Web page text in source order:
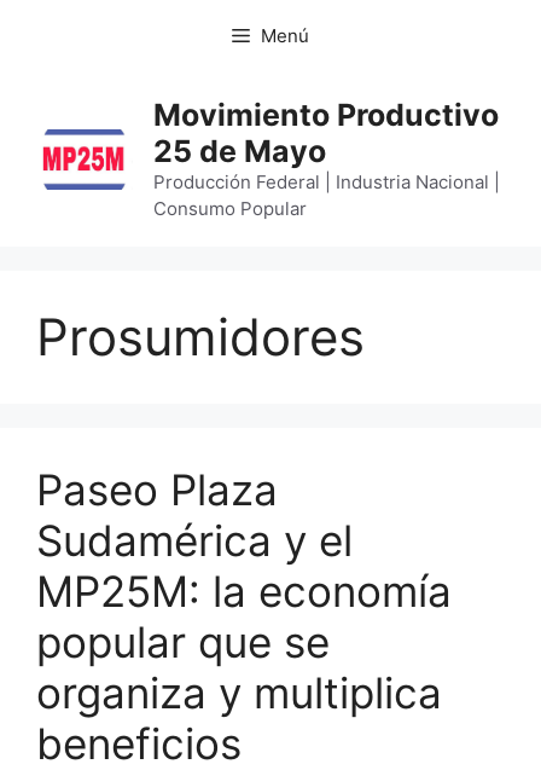
Menú
Movimiento Productivo
25 de Mayo
Producción Federal | Industria Nacional |
Consumo Popular
Prosumidores
Paseo Plaza
Sudamérica y el
MP25M: la economía
popular que se
organiza y multiplica
beneficios